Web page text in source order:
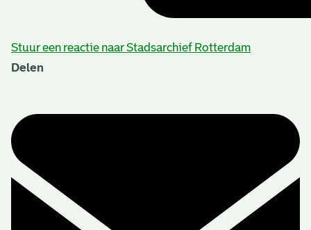
Stuur een reactie naar Stadsarchief Rotterdam
Delen